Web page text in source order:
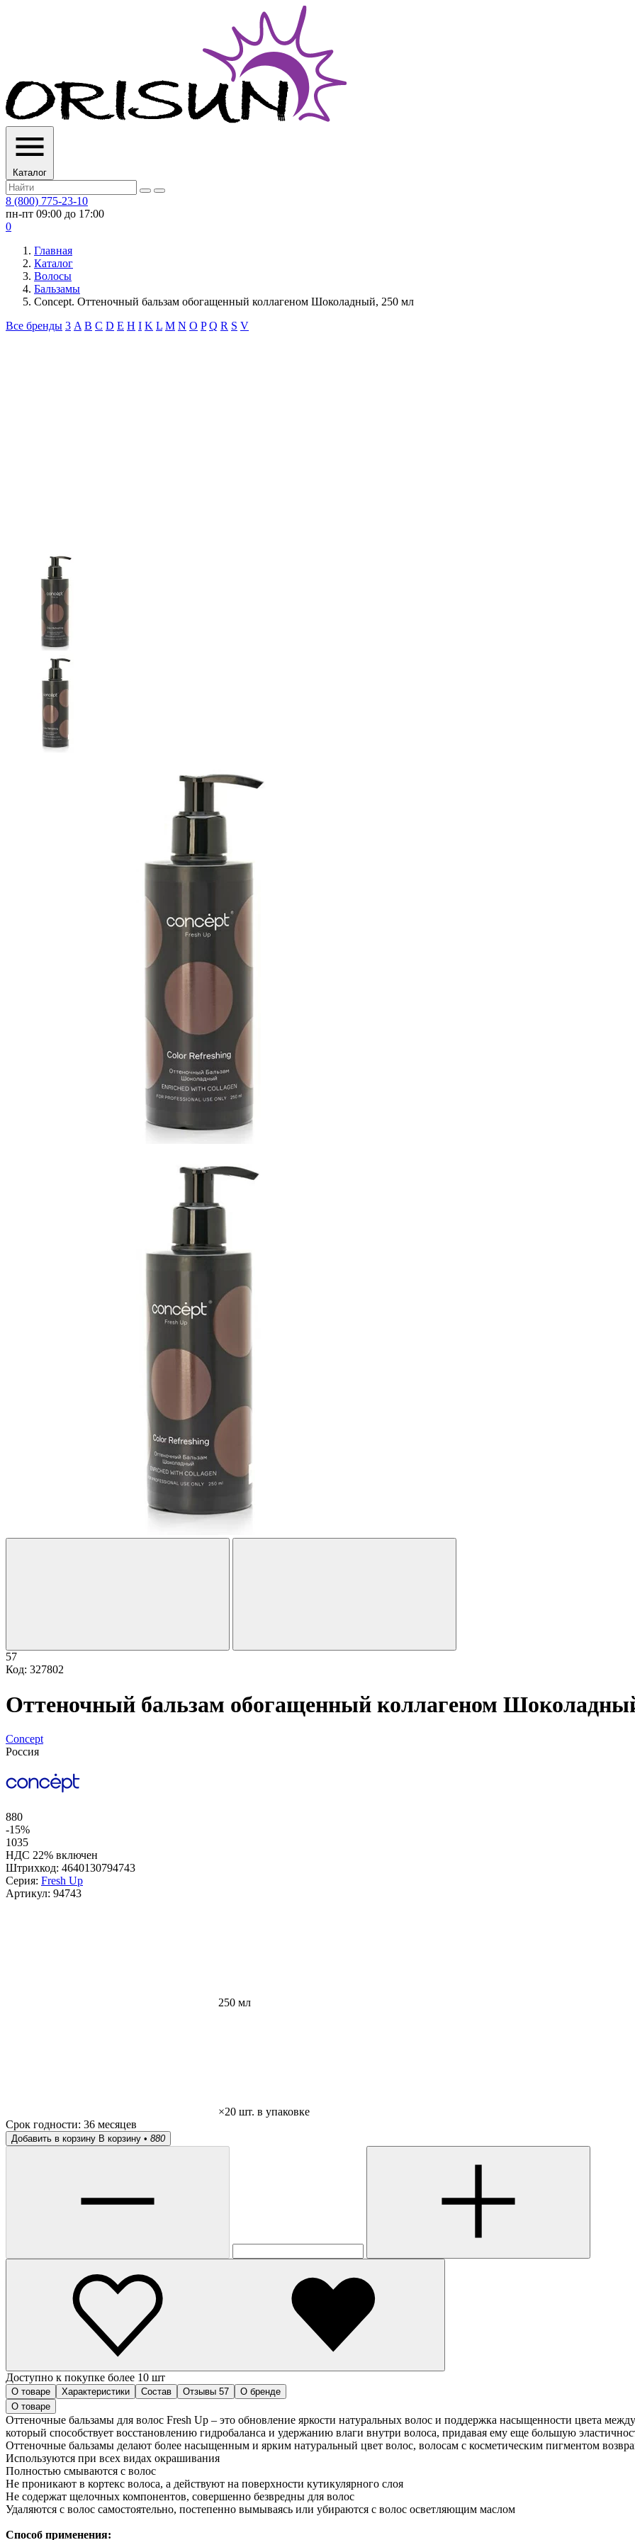
Каталог
8 (800) 775-23-10
пн-пт 09:00 до 17:00
0
Главная
Каталог
Волосы
Бальзамы
Concept. Оттеночный бальзам обогащенный коллагеном Шоколадный, 250 мл
Все бренды 3 A B C D E H I K L M N O P Q R S V
57
Код: 327802
Оттеночный бальзам обогащенный коллагеном
Concept
Россия
880
-15%
1035
НДС 22% включен
Штрихкод: 4640130794743
Серия: Fresh Up
Артикул: 94743
250 мл
×20 шт. в упаковке
Срок годности: 36 месяцев
Добавить в корзину В корзину • 880
Доступно к покупке более 10 шт
О товаре Характеристики Состав Отзывы 57
О бренде
О товаре
Оттеночные бальзамы для волос Fresh Up – это обновление яркости натуральных волос и поддержка насыщенности цвета
который способствует восстановлению гидробаланса и удержанию влаги внутри волоса, придавая ему еще большую
Оттеночные бальзамы делают более насыщенным и ярким натуральный цвет волос, волосам с косметическим пигментом
Используются при всех видах окрашивания
Полностью смываются с волос
Не проникают в кортекс волоса, а действуют на поверхности кутикулярного слоя
Не содержат щелочных компонентов, совершенно безвредны для волос
Удаляются с волос самостоятельно, постепенно вымываясь или убираются с волос осветляющим маслом
Способ применения: